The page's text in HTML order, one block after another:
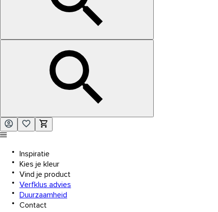
Inspiratie
Kies je kleur
Vind je product
Verfklus advies
Duurzaamheid
Contact